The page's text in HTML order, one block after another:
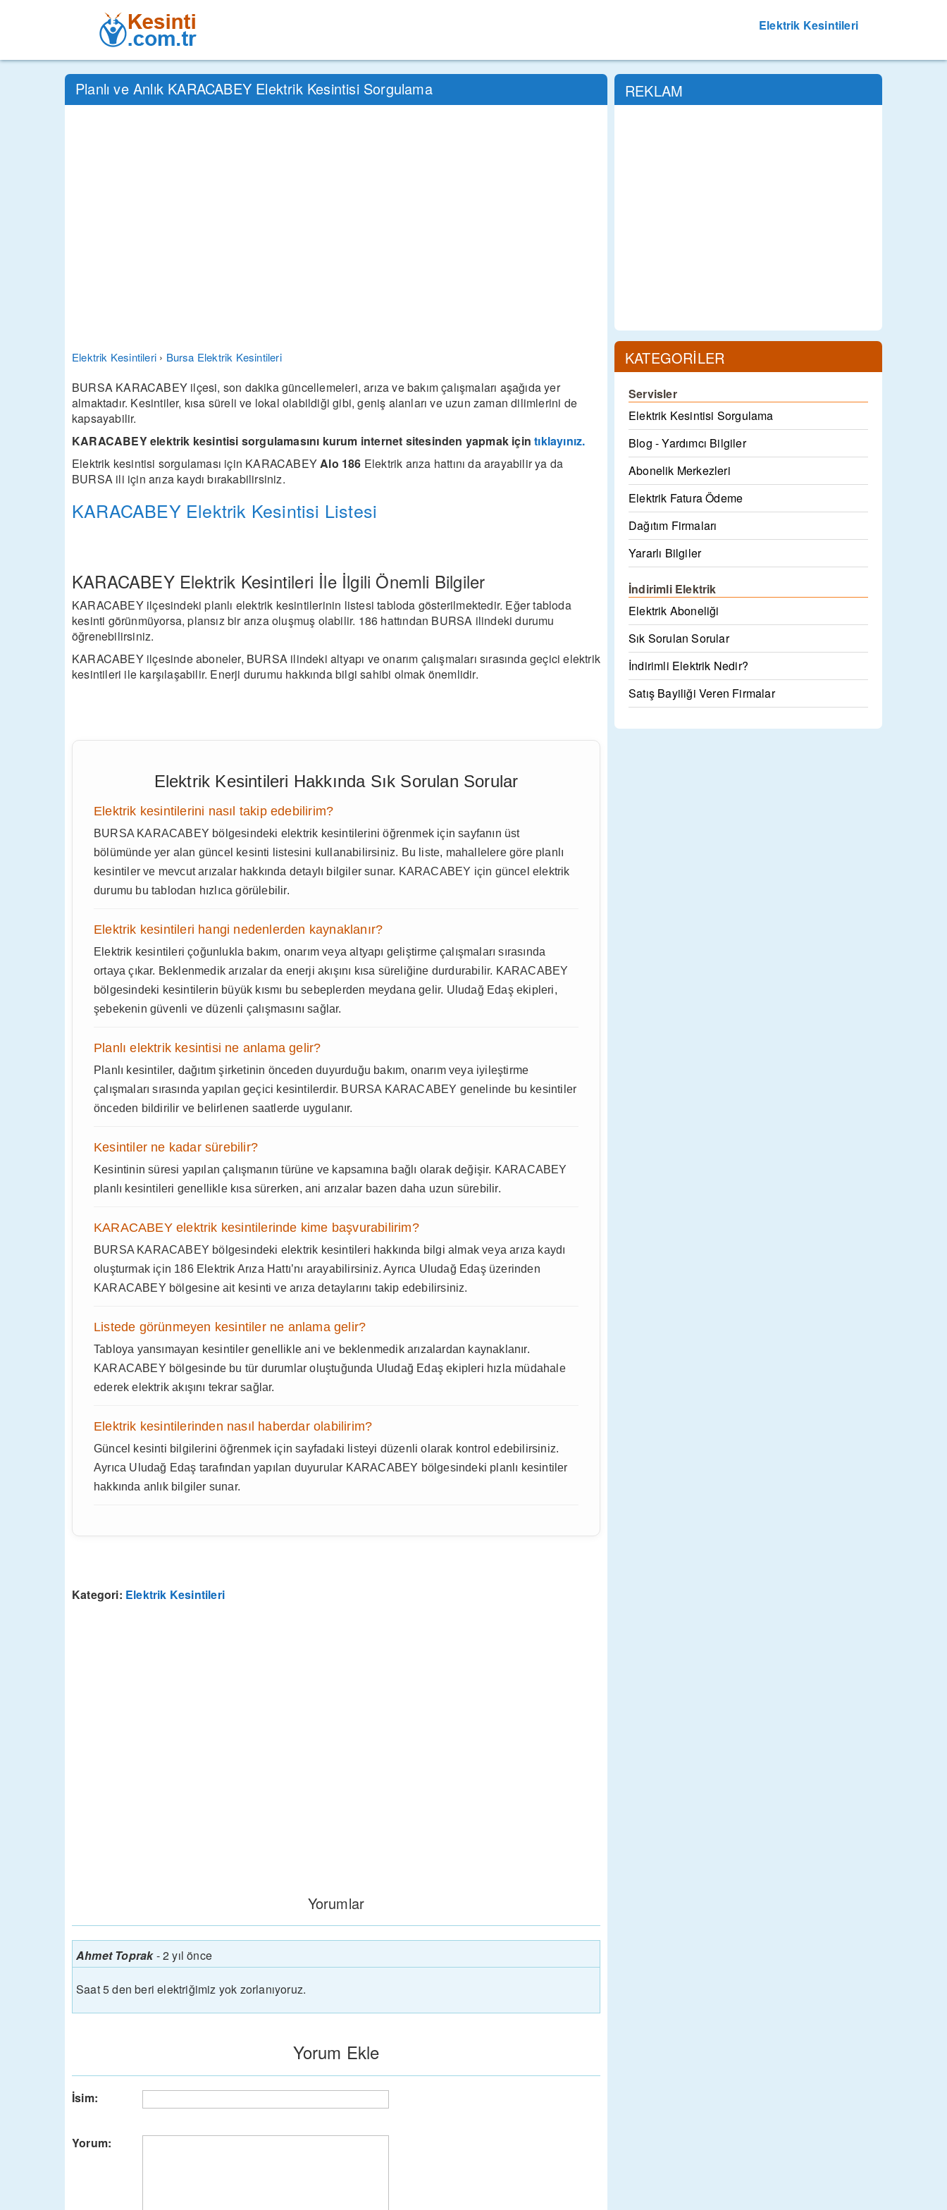
Elektrik Kesintileri
Planlı ve Anlık KARACABEY Elektrik Kesintisi Sorgulama
Elektrik Kesintileri › Bursa Elektrik Kesintileri
BURSA KARACABEY ilçesi, son dakika güncellemeleri, arıza ve bakım çalışmaları aşağıda yer
almaktadır. Kesintiler, kısa süreli ve lokal olabildiği gibi, geniş alanları ve uzun zaman dilimlerini de
kapsayabilir.
KARACABEY elektrik kesintisi sorgulamasını kurum internet sitesinden yapmak içintıklayınız.
Elektrik kesintisi sorgulaması için KARACABEYAlo 186 Elektrik arıza hattını da arayabilir ya da
BURSA ili için arıza kaydı bırakabilirsiniz.
KARACABEY Elektrik Kesintisi Listesi
KARACABEY Elektrik Kesintileri İle İlgili Önemli Bilgiler
KARACABEY ilçesindeki planlı elektrik kesintilerinin listesi tabloda gösterilmektedir. Eğer tabloda
kesinti görünmüyorsa, plansız bir arıza oluşmuş olabilir. 186 hattından BURSA ilindeki durumu
öğrenebilirsiniz.
KARACABEY ilçesinde aboneler, BURSA ilindeki altyapı ve onarım çalışmaları sırasında geçici elektrik
kesintileri ile karşılaşabilir. Enerji durumu hakkında bilgi sahibi olmak önemlidir.
Elektrik Kesintileri Hakkında Sık Sorulan Sorular
Elektrik kesintilerini nasıl takip edebilirim?
BURSA KARACABEY bölgesindeki elektrik kesintilerini öğrenmek için sayfanın üst
bölümünde yer alan güncel kesinti listesini kullanabilirsiniz. Bu liste, mahallelere göre planlı
kesintiler ve mevcut arızalar hakkında detaylı bilgiler sunar. KARACABEY için güncel elektrik
durumu bu tablodan hızlıca görülebilir.
Elektrik kesintileri hangi nedenlerden kaynaklanır?
Elektrik kesintileri çoğunlukla bakım, onarım veya altyapı geliştirme çalışmaları sırasında
ortaya çıkar. Beklenmedik arızalar da enerji akışını kısa süreliğine durdurabilir. KARACABEY
bölgesindeki kesintilerin büyük kısmı bu sebeplerden meydana gelir. Uludağ Edaş ekipleri,
şebekenin güvenli ve düzenli çalışmasını sağlar.
Planlı elektrik kesintisi ne anlama gelir?
Planlı kesintiler, dağıtım şirketinin önceden duyurduğu bakım, onarım veya iyileştirme
çalışmaları sırasında yapılan geçici kesintilerdir. BURSA KARACABEY genelinde bu kesintiler
önceden bildirilir ve belirlenen saatlerde uygulanır.
Kesintiler ne kadar sürebilir?
Kesintinin süresi yapılan çalışmanın türüne ve kapsamına bağlı olarak değişir. KARACABEY
planlı kesintileri genellikle kısa sürerken, ani arızalar bazen daha uzun sürebilir.
KARACABEY elektrik kesintilerinde kime başvurabilirim?
BURSA KARACABEY bölgesindeki elektrik kesintileri hakkında bilgi almak veya arıza kaydı
oluşturmak için 186 Elektrik Arıza Hattı’nı arayabilirsiniz. Ayrıca Uludağ Edaş üzerinden
KARACABEY bölgesine ait kesinti ve arıza detaylarını takip edebilirsiniz.
Listede görünmeyen kesintiler ne anlama gelir?
Tabloya yansımayan kesintiler genellikle ani ve beklenmedik arızalardan kaynaklanır.
KARACABEY bölgesinde bu tür durumlar oluştuğunda Uludağ Edaş ekipleri hızla müdahale
ederek elektrik akışını tekrar sağlar.
Elektrik kesintilerinden nasıl haberdar olabilirim?
Güncel kesinti bilgilerini öğrenmek için sayfadaki listeyi düzenli olarak kontrol edebilirsiniz.
Ayrıca Uludağ Edaş tarafından yapılan duyurular KARACABEY bölgesindeki planlı kesintiler
hakkında anlık bilgiler sunar.
Kategori: Elektrik Kesintileri
Yorumlar
Ahmet Toprak-2 yıl önce
Saat 5 den beri elektriğimiz yok zorlanıyoruz.
Yorum Ekle
İsim:
Yorum:
REKLAM
KATEGORİLER
Servisler
Elektrik Kesintisi Sorgulama
Blog - Yardımcı Bilgiler
Abonelik Merkezleri
Elektrik Fatura Ödeme
Dağıtım Firmaları
Yararlı Bilgiler
İndirimli Elektrik
Elektrik Aboneliği
Sık Sorulan Sorular
İndirimli Elektrik Nedir?
Satış Bayiliği Veren Firmalar